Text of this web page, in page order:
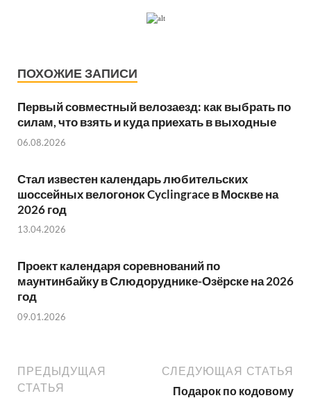
ПОХОЖИЕ ЗАПИСИ
Первый совместный велозаезд: как выбрать по
силам, что взять и куда приехать в выходные
06.08.2026
Стал известен календарь любительских
шоссейных велогонок Cyclingrace в Москве на
2026 год
13.04.2026
Проект календаря соревнований по
маунтинбайку в Слюдоруднике-Озёрске на 2026
год
09.01.2026
ПРЕДЫДУЩАЯ
СТАТЬЯ
СЛЕДУЮЩАЯ СТАТЬЯ
Подарок по кодовому